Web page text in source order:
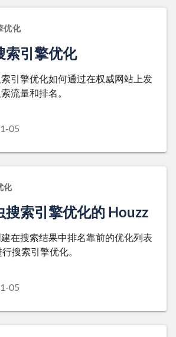
优化
索引擎优化
引擎优化如何通过在权威网站上发
流量和排名。
05
化
搜索引擎优化的 Houzz
在搜索结果中排名靠前的优化列表
搜索引擎优化。
05